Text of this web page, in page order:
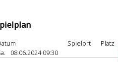
Spielort Platz
08.06.2024 09:30